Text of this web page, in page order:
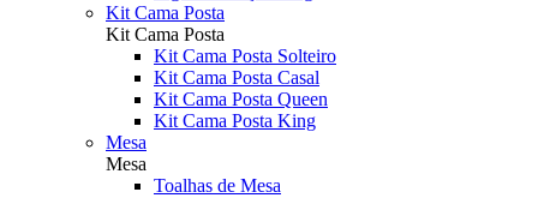
Kit Cama Posta
Kit Cama Posta
Kit Cama Posta Solteiro
Kit Cama Posta Casal
Kit Cama Posta Queen
Kit Cama Posta King
Mesa
Mesa
Toalhas de Mesa